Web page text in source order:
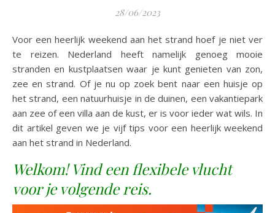
28/06/2023
Voor een heerlijk weekend aan het strand hoef je niet ver
te reizen. Nederland heeft namelijk genoeg mooie
stranden en kustplaatsen waar je kunt genieten van zon,
zee en strand. Of je nu op zoek bent naar een huisje op
het strand, een natuurhuisje in de duinen, een vakantiepark
aan zee of een villa aan de kust, er is voor ieder wat wils. In
dit artikel geven we je vijf tips voor een heerlijk weekend
aan het strand in Nederland.
Welkom! Vind een flexibele vlucht
voor je volgende reis.